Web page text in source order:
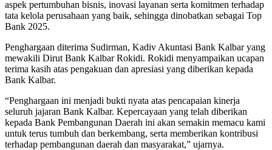
aspek pertumbuhan bisnis, inovasi layanan serta komitmen terhadap
tata kelola perusahaan yang baik, sehingga dinobatkan sebagai Top
Bank 2025.
Penghargaan diterima Sudirman, Kadiv Akuntasi Bank Kalbar yang
mewakili Dirut Bank Kalbar Rokidi. Rokidi menyampaikan ucapan
terima kasih atas pengakuan dan apresiasi yang diberikan kepada
Bank Kalbar.
“Penghargaan ini menjadi bukti nyata atas pencapaian kinerja
seluruh jajaran Bank Kalbar. Kepercayaan yang telah diberikan
kepada Bank Pembangunan Daerah ini akan semakin memacu kami
untuk terus tumbuh dan berkembang, serta memberikan kontribusi
terhadap pembangunan daerah dan masyarakat,” ujarnya.